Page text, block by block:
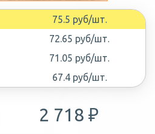
75.5 руб/шт.
72.65 руб/шт.
71.05 руб/шт.
67.4 руб/шт.
2 718 ₽